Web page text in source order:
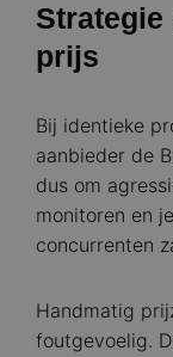
Strategie
prijs
Bij identieke
aanbieder de
dus om
monitoren en
concurrenten
Handmatig
foutgevoelig.